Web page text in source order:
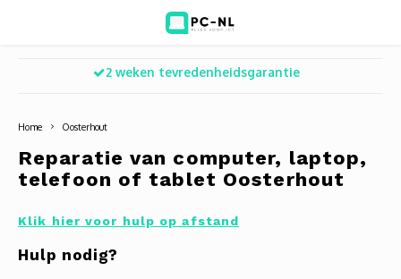
Hoofdmenu / ict voor bedrijven
Hoofdmenu / shop
Refurbished laptops
Zakelijk en particulier
Home Oosterhout
Reparatie van computer, laptop,
telefoon of tablet Oosterhout
Klik hier voor hulp op afstand
Hulp nodig?